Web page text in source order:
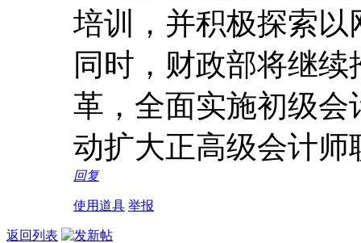
培训，并积极探索
同时，财政部将继
革，全面实施初级
动扩大正高级会计师
回复
使用道具 举报
返回列表